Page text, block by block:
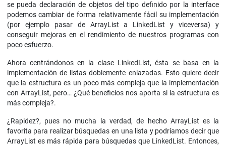
se pueda declaración de objetos del tipo definido por la interface
podemos cambiar de forma relativamente fácil su implementación
(por ejemplo pasar de ArrayList a LinkedList y viceversa) y
conseguir mejoras en el rendimiento de nuestros programas con
poco esfuerzo.
Ahora centrándonos en la clase LinkedList, ésta se basa en la
implementación de listas doblemente enlazadas. Esto quiere decir
que la estructura es un poco más compleja que la implementación
con ArrayList, pero… ¿Qué beneficios nos aporta si la estructura es
más compleja?.
¿Rapidez?, pues no mucha la verdad, de hecho ArrayList es la
favorita para realizar búsquedas en una lista y podríamos decir que
ArrayList es más rápida para búsquedas que LinkedList. Entonces,